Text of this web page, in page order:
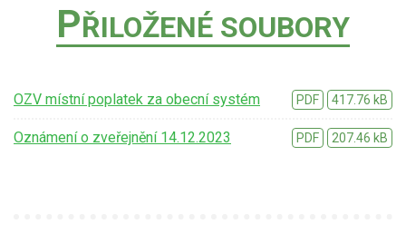
PŘILOŽENÉ SOUBORY
OZV místní poplatek za obecní systém PDF 417.76 kB
Oznámení o zveřejnění 14.12.2023 PDF 207.46 kB